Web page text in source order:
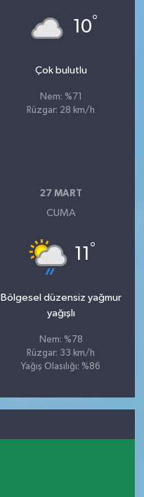
10°
Çok bulutlu
Nem: %71
Rüzgar: 28 km/h
27 MART
CUMA
11 °
Bölgesel düzensiz yağmur
yağışlı
Nem: %78
Rüzgar: 33 km/h
Yağış Olasılığı: %86